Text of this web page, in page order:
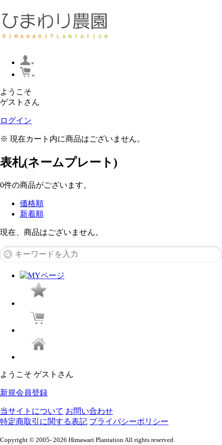
ようこそ
ゲストさん
ログイン
※ 現在カート内に商品はございません。
表札(ネームプレート)
0件の商品がございます。
価格順
新着順
現在、商品はございません。
ようこそ ゲストさん
新規会員登録
当サイトについて お問い合わせ
特定商取引に関する表記 プライバシーポリシー
Copyright © 2005- 2026 Himawari Plantation All rights reserved.